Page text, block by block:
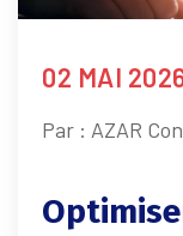
02 MAI
Par : AZAR